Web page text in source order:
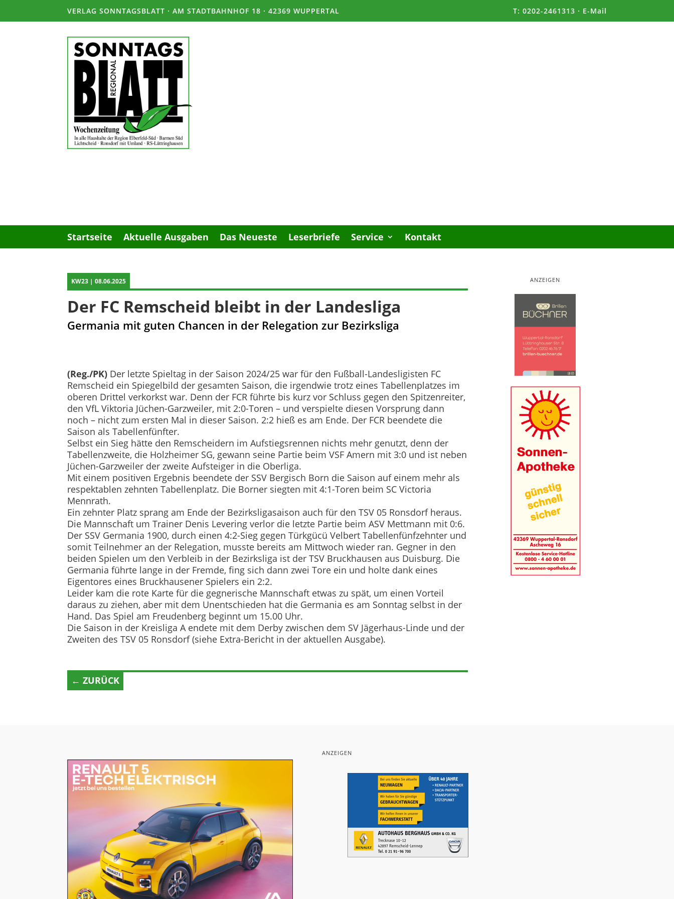
VERLAG SONNTAGSBLATT · AM STADTBAHNHOF 18 · 42369 WUPPERTAL T: 0202-2461313 · E-Mail
Startseite Aktuelle Ausgaben Das Neueste Leserbriefe Service Kontakt
KW23 | 08.06.2025
Der FC Remscheid bleibt in der Landesliga
Germania mit guten Chancen in der Relegation zur Bezirksliga
(Reg./PK) Der letzte Spieltag in der Saison 2024/25 war für den Fußball-Landesligisten FC
Remscheid ein Spiegelbild der gesamten Saison, die irgendwie trotz eines Tabellenplatzes im
oberen Drittel verkorkst war. Denn der FCR führte bis kurz vor Schluss gegen den Spitzenreiter,
den VfL Viktoria Jüchen-Garzweiler, mit 2:0-Toren ­– und verspielte diesen Vorsprung dann
noch – nicht zum ersten Mal in dieser Saison. 2:2 hieß es am Ende. Der FCR beendete die
Saison als Tabellenfünfter.
Selbst ein Sieg hätte den Remscheidern im Aufstiegsrennen nichts mehr genutzt, denn der
Tabellenzweite, die Holzheimer SG, gewann seine Partie beim VSF Amern mit 3:0 und ist neben
Jüchen-Garzweiler der zweite Aufsteiger in die Oberliga.
Mit einem positiven Ergebnis beendete der SSV Bergisch Born die Saison auf einem mehr als
respektablen zehnten Tabellenplatz. Die Borner siegten mit 4:1-Toren beim SC Victoria
Mennrath.
Ein zehnter Platz sprang am Ende der Bezirksligasaison auch für den TSV 05 Ronsdorf heraus.
Die Mannschaft um Trainer Denis Levering verlor die letzte Partie beim ASV Mettmann mit 0:6.
Der SSV Germania 1900, durch einen 4:2-Sieg gegen Türkgücü Velbert Tabellenfünfzehnter und
somit Teilnehmer an der Relegation, musste bereits am Mittwoch wieder ran. Gegner in den
beiden Spielen um den Verbleib in der Bezirksliga ist der TSV Bruckhausen aus Duisburg. Die
Germania führte lange in der Fremde, fing sich dann zwei Tore ein und holte dank eines
Eigentores eines Bruckhausener Spielers ein 2:2.
Leider kam die rote Karte für die gegnerische Mannschaft etwas zu spät, um einen Vorteil
daraus zu ziehen, aber mit dem Unentschieden hat die Germania es am Sonntag selbst in der
Hand. Das Spiel am Freudenberg beginnt um 15.00 Uhr.
Die Saison in der Kreisliga A endete mit dem Derby zwischen dem SV Jägerhaus-Linde und der
Zweiten des TSV 05 Ronsdorf (siehe Extra-Bericht in der aktuellen Ausgabe).
← ZURÜCK
ANZEIGEN
ANZEIGEN